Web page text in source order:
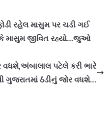
રહેલ માસુમ પર ચડી ગઈ
માસુમ જીવિત રહ્યો…જુઓ
વધશે,અંબાલાલ પટેલે કરી ભારે
ગુજરાતમાં ઠંડીનું જોર વધશે…